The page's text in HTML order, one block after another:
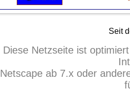
Seit
Diese Netzseite ist
Netscape ab 7.x oder